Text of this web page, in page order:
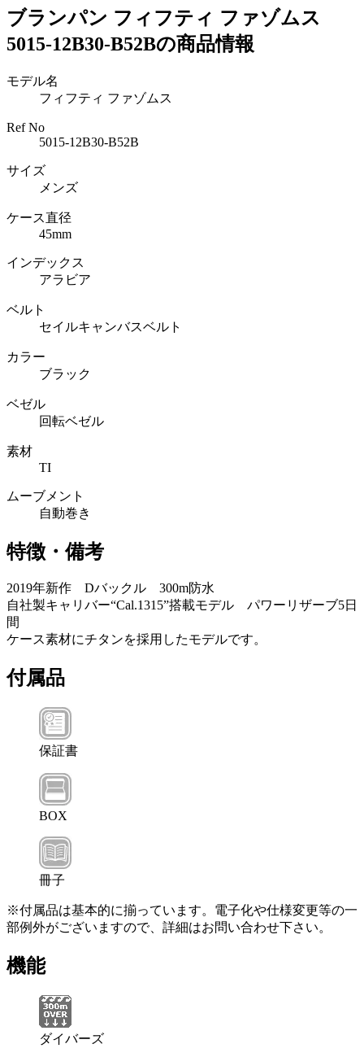
ブランパン フィフティ ファゾムス
5015-12B30-B52Bの商品情報
モデル名
フィフティ ファゾムス
Ref No
5015-12B30-B52B
サイズ
メンズ
ケース直径
45mm
インデックス
アラビア
ベルト
セイルキャンバスベルト
カラー
ブラック
ベゼル
回転ベゼル
素材
TI
ムーブメント
自動巻き
特徴・備考
2019年新作 Dバックル 300m防水
自社製キャリバー“Cal.1315”搭載モデル パワーリザーブ5日
間
ケース素材にチタンを採用したモデルです。
付属品
保証書
BOX
冊子
※付属品は基本的に揃っています。電子化や仕様変更等の一
部例外がございますので、詳細はお問い合わせ下さい。
機能
ダイバーズ